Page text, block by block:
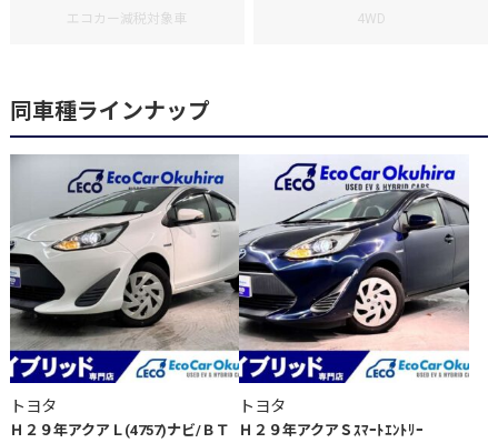
エコカー減税対象車 4WD
同車種ラインナップ
トヨタ
Ｈ２９年アクアＬ(4757)ナビ/ＢＴ
トヨタ
Ｈ２９年アクアＳｽﾏｰﾄｴﾝﾄﾘｰ